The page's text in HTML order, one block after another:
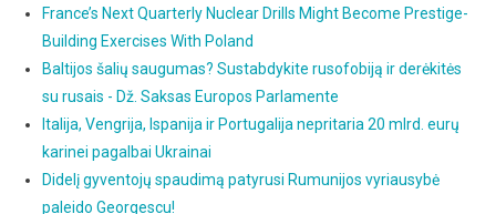
France’s Next Quarterly Nuclear Drills Might Become Prestige-
Building Exercises With Poland
Baltijos šalių saugumas? Sustabdykite rusofobiją ir derėkitės
su rusais - Dž. Saksas Europos Parlamente
Italija, Vengrija, Ispanija ir Portugalija nepritaria 20 mlrd. eurų
karinei pagalbai Ukrainai
Didelį gyventojų spaudimą patyrusi Rumunijos vyriausybė
paleido Georgescu!